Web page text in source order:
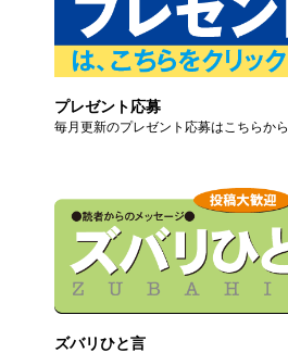
プレゼント応募
毎月更新のプレゼント応募はこちらから
ズバリひと言